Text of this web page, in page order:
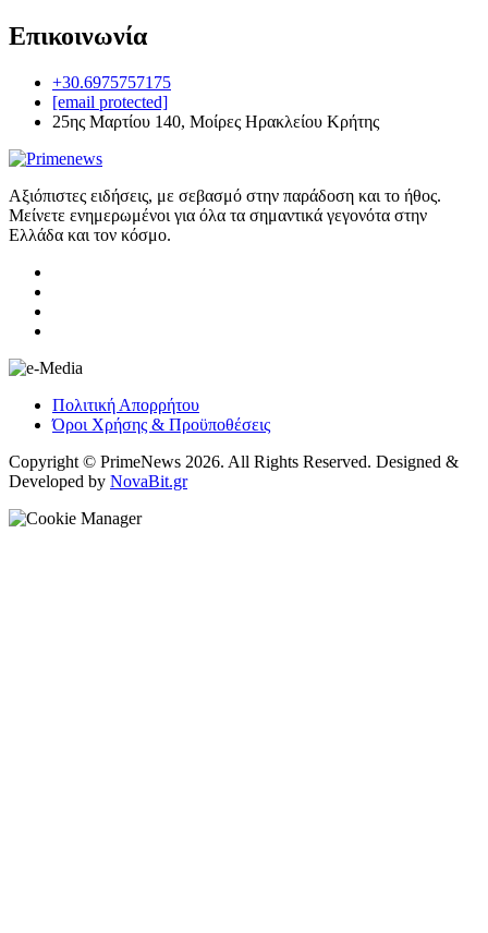
Επικοινωνία
+30.6975757175
[email protected]
25ης Μαρτίου 140, Μοίρες Ηρακλείου Κρήτης
Αξιόπιστες ειδήσεις, με σεβασμό στην παράδοση και το ήθος.
Μείνετε ενημερωμένοι για όλα τα σημαντικά γεγονότα στην
Ελλάδα και τον κόσμο.
Πολιτική Απορρήτου
Όροι Χρήσης & Προϋποθέσεις
Copyright © PrimeNews 2026. All Rights Reserved. Designed &
Developed by NovaBit.gr